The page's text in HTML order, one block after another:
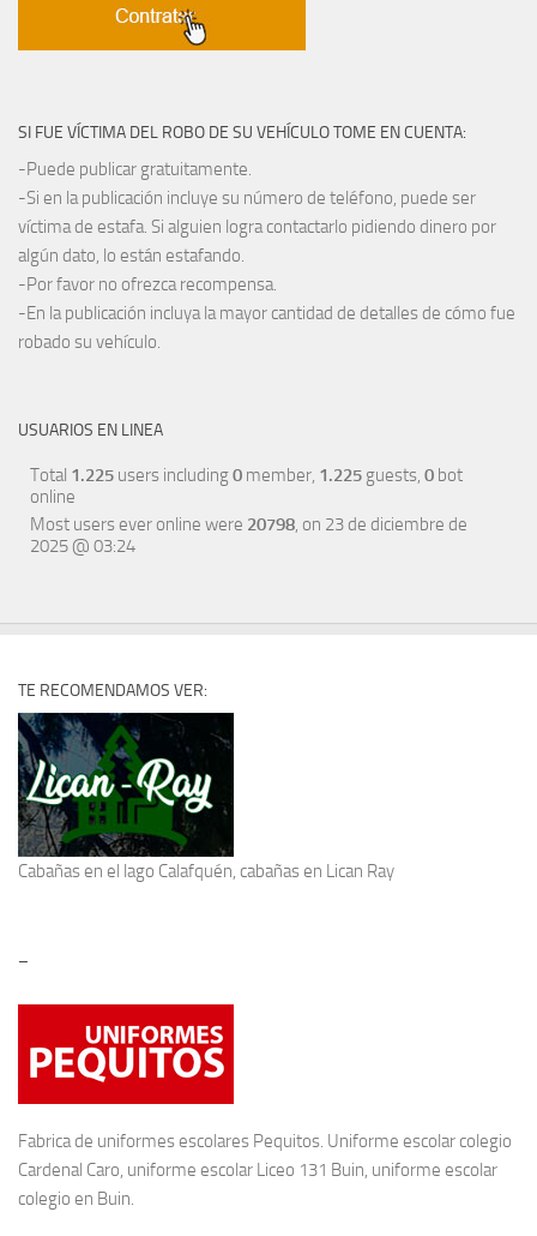
SI FUE VÍCTIMA DEL ROBO DE SU VEHÍCULO TOME EN CUENTA:
-Puede publicar gratuitamente.
-Si en la publicación incluye su número de teléfono, puede ser
víctima de estafa. Si alguien logra contactarlo pidiendo dinero por
algún dato, lo están estafando.
-Por favor no ofrezca recompensa.
-En la publicación incluya la mayor cantidad de detalles de cómo fue
robado su vehículo.
USUARIOS EN LINEA
Total 1.225 users including0 member, 1.225 guests, 0 bot
online
Most users ever online were 20798, on 23 de diciembre de
2025 @ 03:24
TE RECOMENDAMOS VER:
Cabañas en el lago Calafquén, cabañas en Lican Ray
–
Fabrica de uniformes escolares Pequitos. Uniforme escolar colegio
Cardenal Caro, uniforme escolar Liceo 131 Buin, uniforme escolar
colegio en Buin.